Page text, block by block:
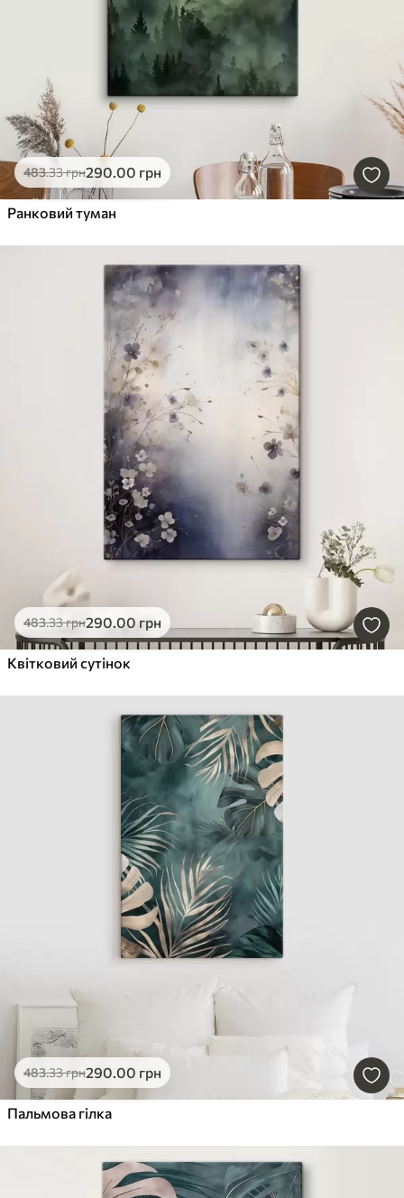
483.33грн290.00 грн
Ранковий туман
483.33грн290.00 грн
Квітковий сутінок
483.33грн290.00 грн
Пальмова гілка